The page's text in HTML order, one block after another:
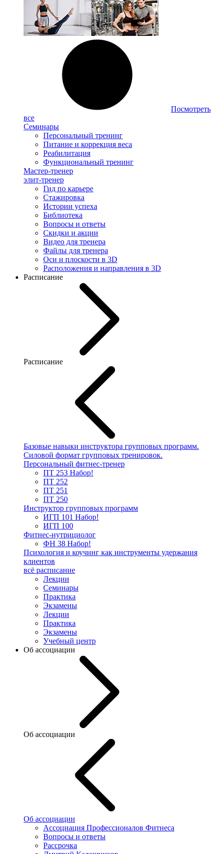
Посмотреть
все
Семинары
Персональный тренинг
Питание и коррекция веса
Реабилитация
Функциональный тренинг
Мастер-тренер
элит-тренер
Гид по карьере
Стажировка
Истории успеха
Библиотека
Вопросы и ответы
Скидки и акции
Видео для тренера
Файлы для тренера
Оси и плоскости в 3D
Расположения и направления в 3D
Расписание
Расписание
Базовые навыки инструктора групповых программ.
Силовой формат групповых тренировок.
Персональный фитнес-тренер
ПТ 253 Набор!
ПТ 252
ПТ 251
ПТ 250
Инструктор групповых программ
ИГП 101 Набор!
ИГП 100
Фитнес-нутрициолог
ФН 38 Набор!
Психология и коучинг как инструменты удержания
клиентов
всё расписание
Лекции
Семинары
Практика
Экзамены
Лекции
Практика
Экзамены
Учебный центр
Об ассоциации
Об ассоциации
Об ассоциации
Ассоциация Профессионалов Фитнеса
Вопросы и ответы
Рассрочка